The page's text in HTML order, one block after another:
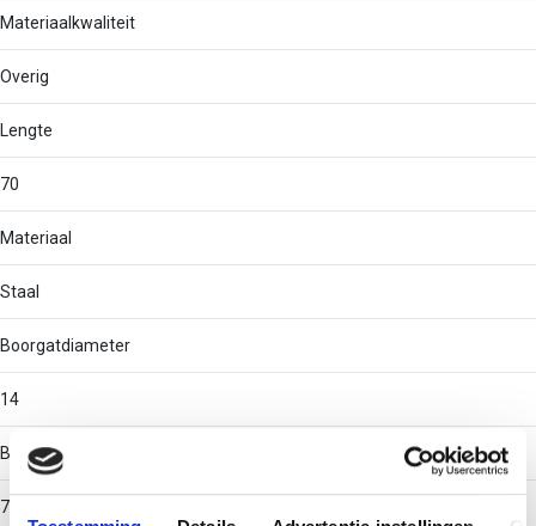
Materiaalkwaliteit
Overig
Lengte
70
Materiaal
Staal
Boorgatdiameter
14
Boorgatdiepte
70